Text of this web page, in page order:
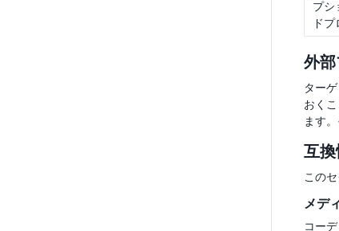
プシ
ド
外
ター
おく
ます
互換
この
メデ
コー